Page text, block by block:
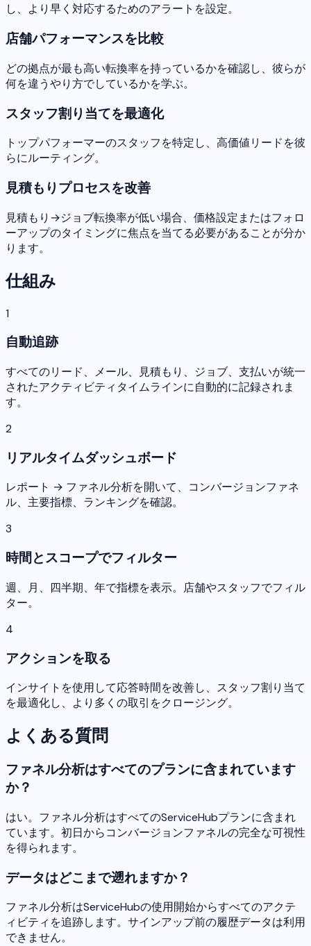
し、より早く対応するためのアラートを設定。
店舗パフォーマンスを比較
どの拠点が最も高い転換率を持っているかを確認し、彼らが
何を違うやり方でしているかを学ぶ。
スタッフ割り当てを最適化
トップパフォーマーのスタッフを特定し、高価値リードを彼
らにルーティング。
見積もりプロセスを改善
見積もり→ジョブ転換率が低い場合、価格設定またはフォロ
ーアップのタイミングに焦点を当てる必要があることが分か
ります。
仕組み
1
自動追跡
すべてのリード、メール、見積もり、ジョブ、支払いが統一
されたアクティビティタイムラインに自動的に記録されま
す。
2
リアルタイムダッシュボード
レポート → ファネル分析を開いて、コンバージョンファネ
ル、主要指標、ランキングを確認。
3
時間とスコープでフィルター
週、月、四半期、年で指標を表示。店舗やスタッフでフィル
ター。
4
アクションを取る
インサイトを使用して応答時間を改善し、スタッフ割り当て
を最適化し、より多くの取引をクロージング。
よくある質問
ファネル分析はすべてのプランに含まれています
か？
はい。ファネル分析はすべてのServiceHubプランに含まれ
ています。初日からコンバージョンファネルの完全な可視性
を得られます。
データはどこまで遡れますか？
ファネル分析はServiceHubの使用開始からすべてのアクテ
ィビティを追跡します。サインアップ前の履歴データは利用
できません。